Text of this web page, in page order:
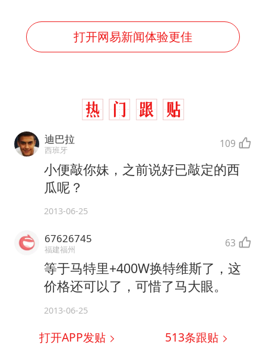
打开网易新闻体验更佳
迪巴拉
西班牙 109
小便敲你妹，之前说好已敲定的西
瓜呢？
2013-06-25
67626745
福建福州 63
等于马特里+400W换特维斯了，这
价格还可以了，可惜了马大眼。
2013-06-25
打开APP发贴 513条跟贴